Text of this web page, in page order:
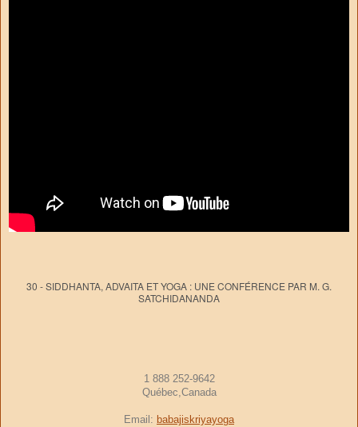
30 - SIDDHANTA, ADVAITA ET YOGA : UNE CONFÉRENCE PAR M. G.
SATCHIDANANDA
1 888 252-9642
Québec,Canada
Email: babajiskriyayoga